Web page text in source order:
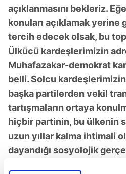
açıklanmasını bekleriz.
konuları açıklamak
tercih edecek olsak, bu
Ülkücü kardeşlerimizin
Muhafazakar-demokrat
belli. Solcu
başka partilerden vekil
tartışmaların ortaya
hiçbir partinin, bu ülkenin
uzun yıllar kalma ihtimali
dayandığı sosyolojik